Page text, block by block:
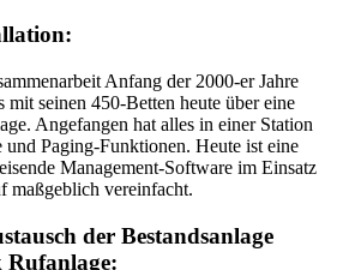
Anfang der 2000-er Jahre
mit seinen 450-Betten heute über eine
Angefangen hat alles in einer Station
Paging-Funktionen. Heute ist eine
Management-Software im Einsatz
maßgeblich vereinfacht.
der Bestandsanlage
Rufanlage: